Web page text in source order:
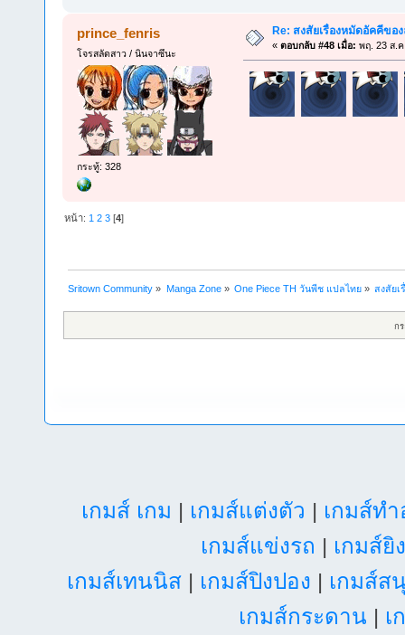
prince_fenris
โจรสลัดสาว / นินจาซึนะ
กระทู้: 328
Re: สงสัยเรื่องหมัดอัคคีขอ
« ตอบกลับ #48 เมื่อ: พฤ. 23 ส.ค
หน้า: 1 2 3 [4]
Sritown Community » Manga Zone» One Piece TH วันพีช แปลไทย» สงสัยเ
ก
เกมส์ เกม | เกมส์แต่งตัว | เกมส์ท
เกมส์แข่งรถ | เกมส์ยิ
เกมส์เทนนิส| เกมส์ปิงปอง | เกมส์ส
เกมส์กระดาน | เ